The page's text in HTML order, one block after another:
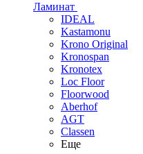
Ламинат
IDEAL
Kastamonu
Krono Original
Kronospan
Kronotex
Loc Floor
Floorwood
Aberhof
AGT
Classen
Еще